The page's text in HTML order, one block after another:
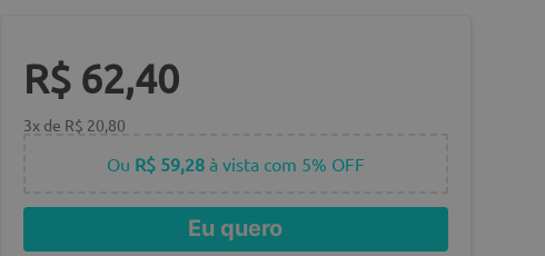
R$ 62,40
3x de R$ 20,80
Ou R$ 59,28 à vista com 5% OFF
Eu quero